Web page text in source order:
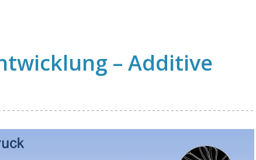
– Additive